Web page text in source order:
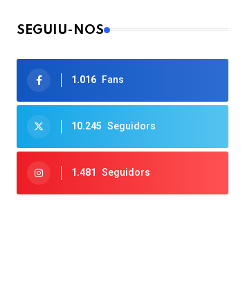
SEGUIU-NOS
1.016 Fans
10.245 Seguidors
1.481 Seguidors